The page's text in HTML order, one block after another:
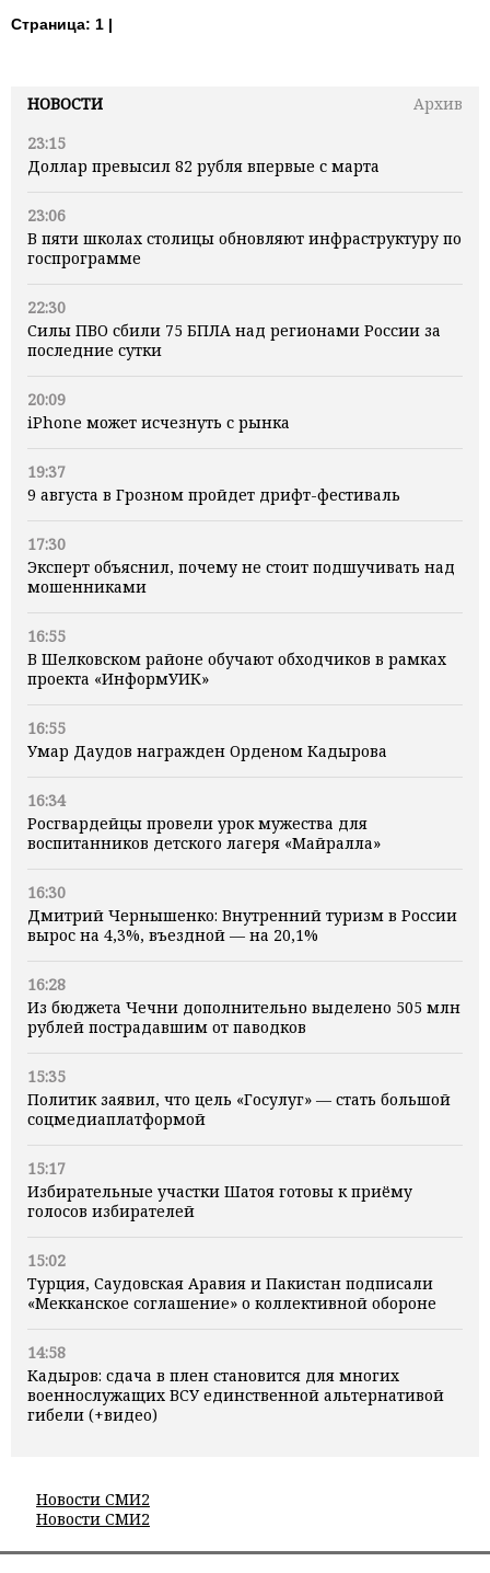
НОВОСТИ
Архив
23:15
Доллар превысил 82 рубля впервые с марта
23:06
В пяти школах столицы обновляют инфраструктуру по
госпрограмме
22:30
Силы ПВО сбили 75 БПЛА над регионами России за
последние сутки
20:09
iPhone может исчезнуть с рынка
19:37
9 августа в Грозном пройдет дрифт-фестиваль
17:30
Эксперт объяснил, почему не стоит подшучивать над
мошенниками
16:55
В Шелковском районе обучают обходчиков в рамках
проекта «ИнформУИК»
16:55
Умар Даудов награжден Орденом Кадырова
16:34
Росгвардейцы провели урок мужества для
воспитанников детского лагеря «Майралла»
16:30
Дмитрий Чернышенко: Внутренний туризм в России
вырос на 4,3%, въездной — на 20,1%
16:28
Из бюджета Чечни дополнительно выделено 505 млн
рублей пострадавшим от паводков
15:35
Политик заявил, что цель «Госулуг» — стать большой
соцмедиаплатформой
15:17
Избирательные участки Шатоя готовы к приёму
голосов избирателей
15:02
Турция, Саудовская Аравия и Пакистан подписали
«Мекканское соглашение» о коллективной обороне
14:58
Кадыров: сдача в плен становится для многих
военнослужащих ВСУ единственной альтернативой
гибели (+видео)
Новости СМИ2
Новости СМИ2
Страница: 1 |